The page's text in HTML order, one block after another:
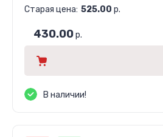
Старая цена: 525.00 р.
430.00р.
В наличии!